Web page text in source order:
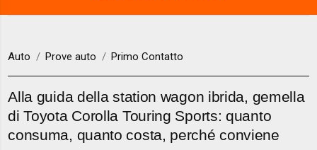
e
Auto Prove auto Primo Contatto
Alla guida della station wagon ibrida, gemella
di Toyota Corolla Touring Sports: quanto
consuma, quanto costa, perché conviene